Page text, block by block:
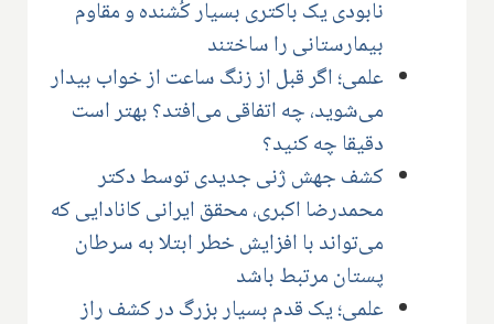
نابودی یک باکتری بسیار کُشنده و مقاوم
بیمارستانی را ساختند
علمی؛ اگر قبل از زنگ ساعت از خواب بیدار
می‌شوید، چه اتفاقی می‌افتد؟ بهتر است
دقیقا چه کنید؟
کشف جهش ژنی جدیدی توسط دکتر
محمدرضا اکبری، محقق ایرانی کانادایی که
می‌تواند با افزایش خطر ابتلا به سرطان
پستان مرتبط باشد
علمی؛ یک قدم بسیار بزرگ در کشف راز